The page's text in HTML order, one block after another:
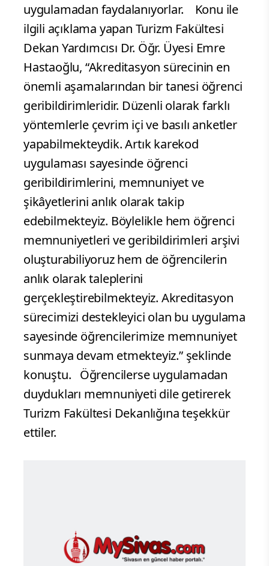
uygulamadan faydalanıyorlar.
Konu ile
ilgili açıklama yapan Turizm Fakültesi
Dekan Yardımcısı Dr. Öğr. Üyesi Emre
Hastaoğlu, “Akreditasyon sürecinin en
önemli aşamalarından bir tanesi öğrenci
geribildirimleridir. Düzenli olarak farklı
yöntemlerle çevrim içi ve basılı anketler
yapabilmekteydik. Artık karekod
uygulaması sayesinde öğrenci
geribildirimlerini, memnuniyet ve
şikâyetlerini anlık olarak takip
edebilmekteyiz. Böylelikle hem öğrenci
memnuniyetleri ve geribildirimleri arşivi
oluşturabiliyoruz hem de öğrencilerin
anlık olarak taleplerini
gerçekleştirebilmekteyiz. Akreditasyon
sürecimizi destekleyici olan bu uygulama
sayesinde öğrencilerimize memnuniyet
sunmaya devam etmekteyiz.” şeklinde
konuştu. Öğrencilerse uygulamadan
duydukları memnuniyeti dile getirerek
Turizm Fakültesi Dekanlığına teşekkür
ettiler.